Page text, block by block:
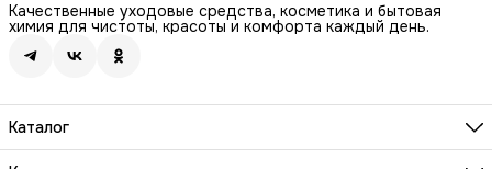
Качественные уходовые средства, косметика и бытовая
химия для чистоты, красоты и комфорта каждый день.
Каталог
Бренды